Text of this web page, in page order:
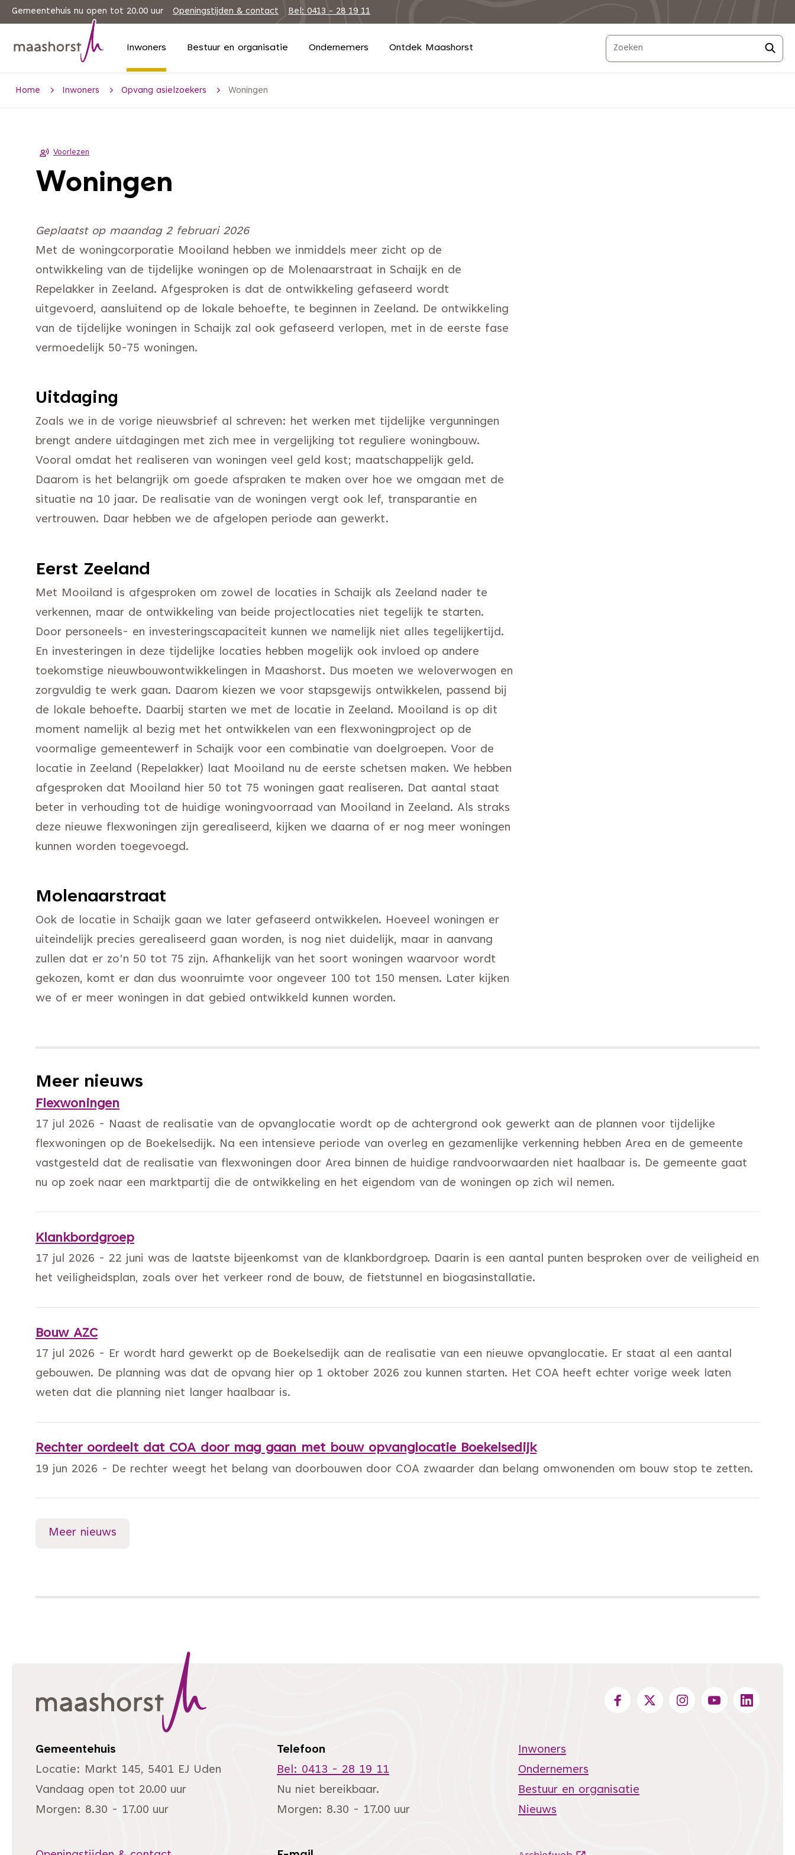
Gemeentehuis nu open tot 20.00 uur Openingstijden & contact Bel: 0413 - 28 19 11
Inwoners Bestuur en organisatie Ondernemers Ontdek Maashorst
Home Inwoners Opvang asielzoekers Woningen
Voorlezen
Woningen
Geplaatst op maandag 2 februari 2026
Met de woningcorporatie Mooiland hebben we inmiddels meer zicht op de
ontwikkeling van de tijdelijke woningen op de Molenaarstraat in Schaijk en de
Repelakker in Zeeland. Afgesproken is dat de ontwikkeling gefaseerd wordt
uitgevoerd, aansluitend op de lokale behoefte, te beginnen in Zeeland. De ontwikkeling
van de tijdelijke woningen in Schaijk zal ook gefaseerd verlopen, met in de eerste fase
vermoedelijk 50-75 woningen.
Uitdaging
Zoals we in de vorige nieuwsbrief al schreven: het werken met tijdelijke vergunningen
brengt andere uitdagingen met zich mee in vergelijking tot reguliere woningbouw.
Vooral omdat het realiseren van woningen veel geld kost; maatschappelijk geld.
Daarom is het belangrijk om goede afspraken te maken over hoe we omgaan met de
situatie na 10 jaar. De realisatie van de woningen vergt ook lef, transparantie en
vertrouwen. Daar hebben we de afgelopen periode aan gewerkt.
Eerst Zeeland
Met Mooiland is afgesproken om zowel de locaties in Schaijk als Zeeland nader te
verkennen, maar de ontwikkeling van beide projectlocaties niet tegelijk te starten.
Door personeels- en investeringscapaciteit kunnen we namelijk niet alles tegelijkertijd.
En investeringen in deze tijdelijke locaties hebben mogelijk ook invloed op andere
toekomstige nieuwbouwontwikkelingen in Maashorst. Dus moeten we weloverwogen en
zorgvuldig te werk gaan. Daarom kiezen we voor stapsgewijs ontwikkelen, passend bij
de lokale behoefte. Daarbij starten we met de locatie in Zeeland. Mooiland is op dit
moment namelijk al bezig met het ontwikkelen van een flexwoningproject op de
voormalige gemeentewerf in Schaijk voor een combinatie van doelgroepen. Voor de
locatie in Zeeland (Repelakker) laat Mooiland nu de eerste schetsen maken. We hebben
afgesproken dat Mooiland hier 50 tot 75 woningen gaat realiseren. Dat aantal staat
beter in verhouding tot de huidige woningvoorraad van Mooiland in Zeeland. Als straks
deze nieuwe flexwoningen zijn gerealiseerd, kijken we daarna of er nog meer woningen
kunnen worden toegevoegd.
Molenaarstraat
Ook de locatie in Schaijk gaan we later gefaseerd ontwikkelen. Hoeveel woningen er
uiteindelijk precies gerealiseerd gaan worden, is nog niet duidelijk, maar in aanvang
zullen dat er zo’n 50 tot 75 zijn. Afhankelijk van het soort woningen waarvoor wordt
gekozen, komt er dan dus woonruimte voor ongeveer 100 tot 150 mensen. Later kijken
we of er meer woningen in dat gebied ontwikkeld kunnen worden.
Meer nieuws
Flexwoningen
17 jul 2026 - Naast de realisatie van de opvanglocatie wordt op de achtergrond ook gewerkt aan de plannen voor tijdelijke
flexwoningen op de Boekelsedijk. Na een intensieve periode van overleg en gezamenlijke verkenning hebben Area en de gemeente
vastgesteld dat de realisatie van flexwoningen door Area binnen de huidige randvoorwaarden niet haalbaar is. De gemeente gaat
nu op zoek naar een marktpartij die de ontwikkeling en het eigendom van de woningen op zich wil nemen.
Klankbordgroep
17 jul 2026 - 22 juni was de laatste bijeenkomst van de klankbordgroep. Daarin is een aantal punten besproken over de veiligheid en
het veiligheidsplan, zoals over het verkeer rond de bouw, de fietstunnel en biogasinstallatie.
Bouw AZC
17 jul 2026 - Er wordt hard gewerkt op de Boekelsedijk aan de realisatie van een nieuwe opvanglocatie. Er staat al een aantal
gebouwen. De planning was dat de opvang hier op 1 oktober 2026 zou kunnen starten. Het COA heeft echter vorige week laten
weten dat die planning niet langer haalbaar is.
Rechter oordeelt dat COA door mag gaan met bouw opvanglocatie Boekelsedijk
19 jun 2026 - De rechter weegt het belang van doorbouwen door COA zwaarder dan belang omwonenden om bouw stop te zetten.
Meer nieuws
Gemeentehuis
Locatie: Markt 145, 5401 EJ Uden
Vandaag open tot 20.00 uur
Morgen: 8.30 - 17.00 uur
Telefoon
Bel: 0413 - 28 19 11
Nu niet bereikbaar.
Morgen: 8.30 - 17.00 uur
Inwoners
Ondernemers
Bestuur en organisatie
Nieuws